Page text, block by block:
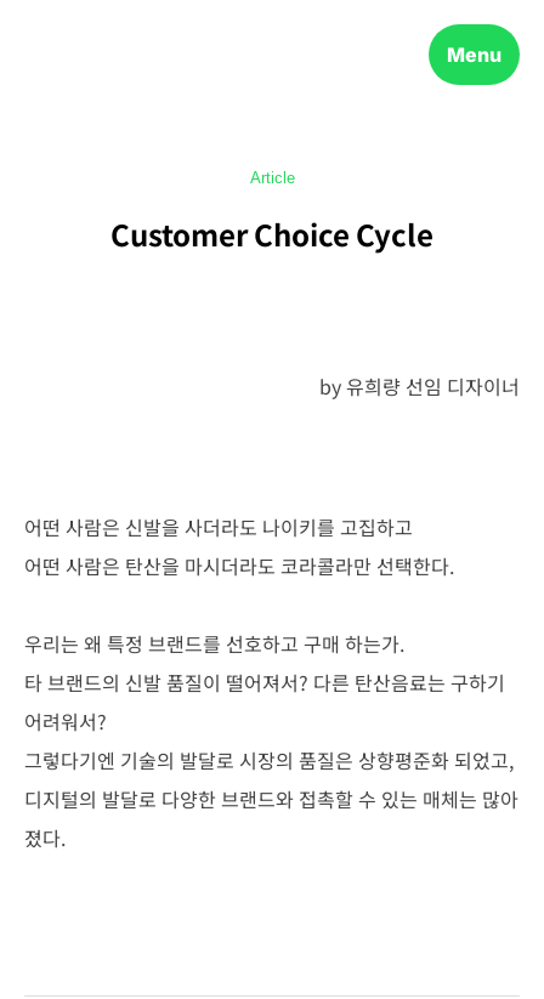
Menu
Article
Customer Choice Cycle
by 유희량 선임 디자이너
어떤 사람은 신발을 사더라도 나이키를 고집하고
어떤 사람은 탄산을 마시더라도 코라콜라만 선택한다.
우리는 왜 특정 브랜드를 선호하고 구매 하는가.
타 브랜드의 신발 품질이 떨어져서? 다른 탄산음료는 구하기
어려워서?
그렇다기엔 기술의 발달로 시장의 품질은 상향평준화 되었고,
디지털의 발달로 다양한 브랜드와 접촉할 수 있는 매체는 많아
졌다.